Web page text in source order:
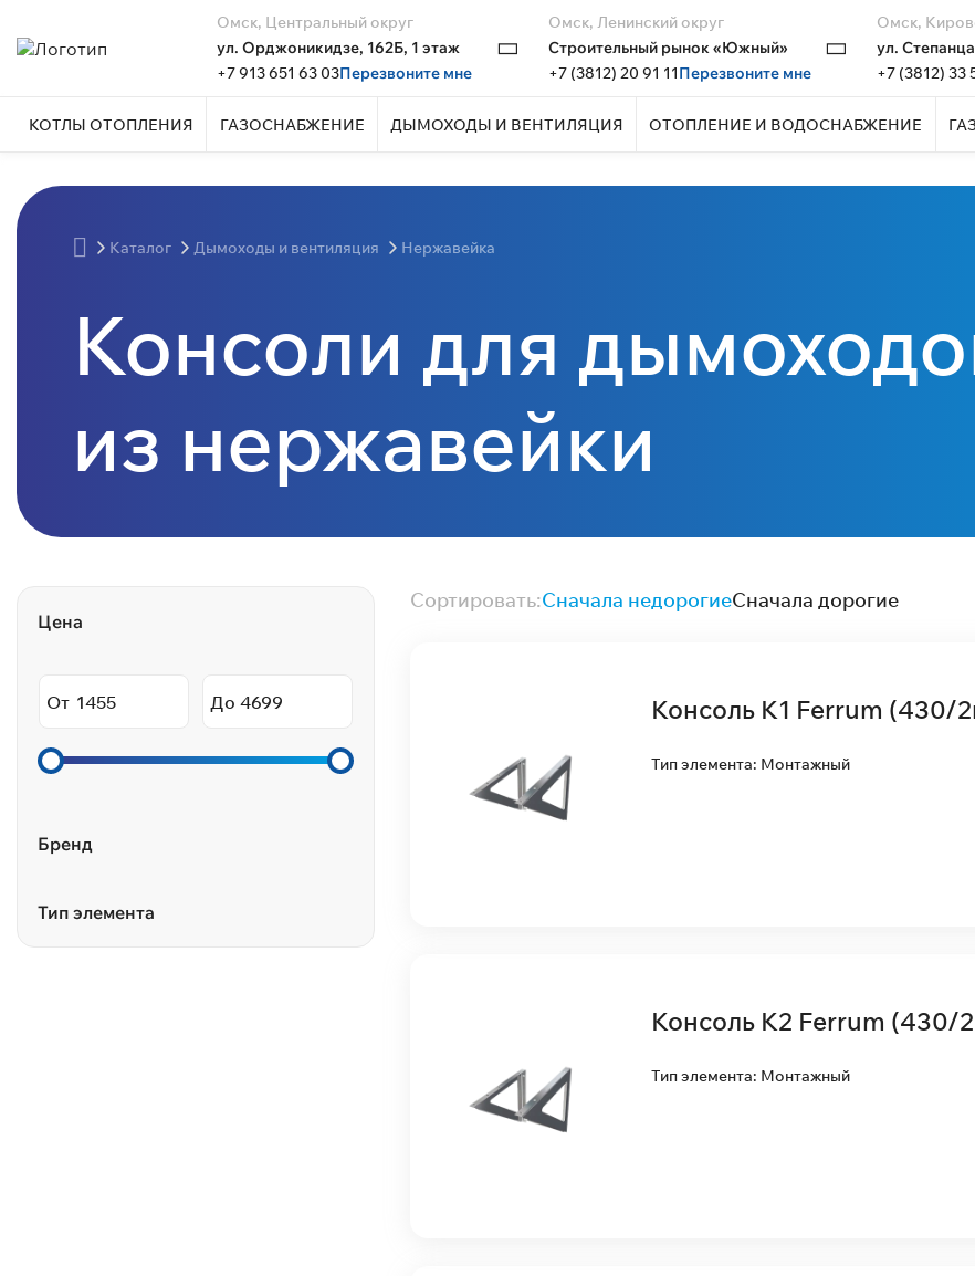
Омск, Центральный округ
ул. Орджоникидзе, 162Б, 1 этаж
+7 913 651 63 03Перезвоните мне
Омск, Ленинский округ
Строительный рынок «Южный»
+7 (3812) 20 91 11Перезвоните мне
Омск,
ул.
+7 (3812) 33
КОТЛЫ ОТОПЛЕНИЯ ГАЗОСНАБЖЕНИЕ ДЫМОХОДЫ И ВЕНТИЛЯЦИЯ ОТОПЛЕНИЕ И ВОДОСНАБЖЕНИЕ
Каталог Дымоходы и вентиляция Нержавейка
Консоли для
из нержавейки
Цена
От До
Бренд
Тип элемента
Сортировать:Сначала недорогиеСначала дорогие
Консоль К1 Ferrum (430/
Тип элемента: Монтажный
Консоль К2 Ferrum (430/
Тип элемента: Монтажный